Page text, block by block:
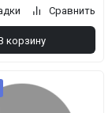
Сравнить
корзину